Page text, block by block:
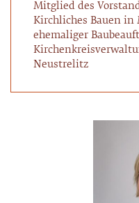
Mitglied des
Kirchliches Bauen in
ehemaliger
Neustrelitz